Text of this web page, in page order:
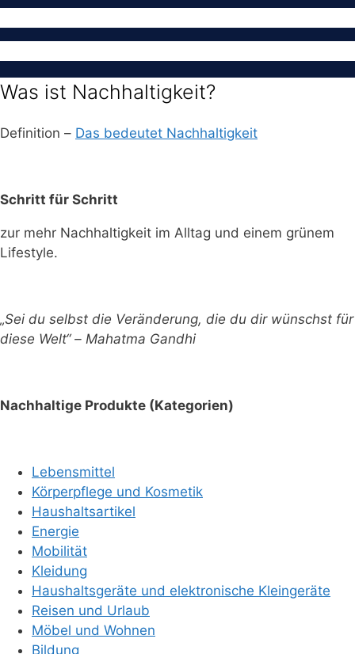
Was ist Nachhaltigkeit?
Definition – Das bedeutet Nachhaltigkeit
Schritt für Schritt
zur mehr Nachhaltigkeit im Alltag und einem grünem
Lifestyle.
„Sei du selbst die Veränderung, die du dir wünschst für
diese Welt“ – Mahatma Gandhi
Nachhaltige Produkte (Kategorien)
Lebensmittel
Körperpflege und Kosmetik
Haushaltsartikel
Energie
Mobilität
Kleidung
Haushaltsgeräte und elektronische Kleingeräte
Reisen und Urlaub
Möbel und Wohnen
Bildung